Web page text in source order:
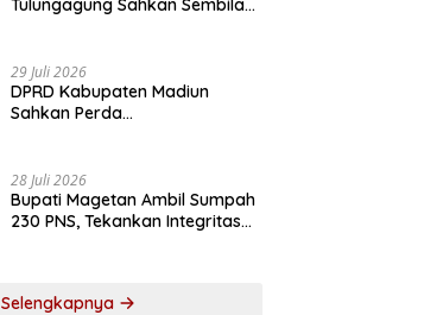
Tulungagung Sahkan Sembilan
29 Juli 2026
DPRD Kabupaten Madiun
Sahkan Perda
Agenda Prioritas
28 Juli 2026
Bupati Magetan Ambil Sumpah
230 PNS, Tekankan Integritas
Selengkapnya